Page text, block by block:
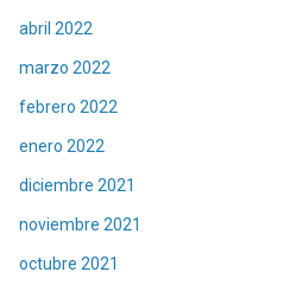
abril 2022
marzo 2022
febrero 2022
enero 2022
diciembre 2021
noviembre 2021
octubre 2021